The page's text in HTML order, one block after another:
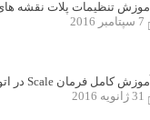
اموزش تنظیمات پلات نقشه
7 سپتامبر 2016
آموزش کامل فرمان Scale در اتوکد
31 ژانویه 2016